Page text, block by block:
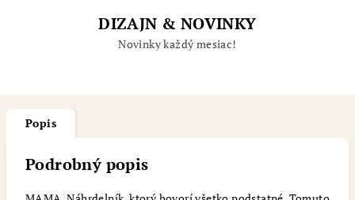
DIZAJN & NOVINKY
Novinky každý mesiac!
Popis
Podrobný popis